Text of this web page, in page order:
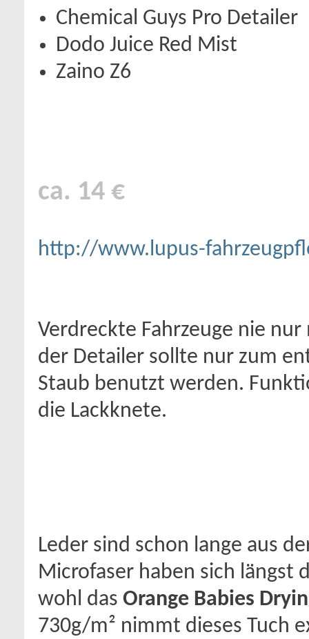
Chemical Guys Pro Detailer
Dodo Juice Red Mist
Zaino Z6
ca. 14 €
http://www.lupus-
Verdreckte Fahrzeuge nie
der Detailer sollte nur zum
Staub benutzt werden.
die Lackknete.
Leder sind schon lange aus
Microfaser haben sich längst
wohl das Orange Babies
730g/m² nimmt dieses Tuch